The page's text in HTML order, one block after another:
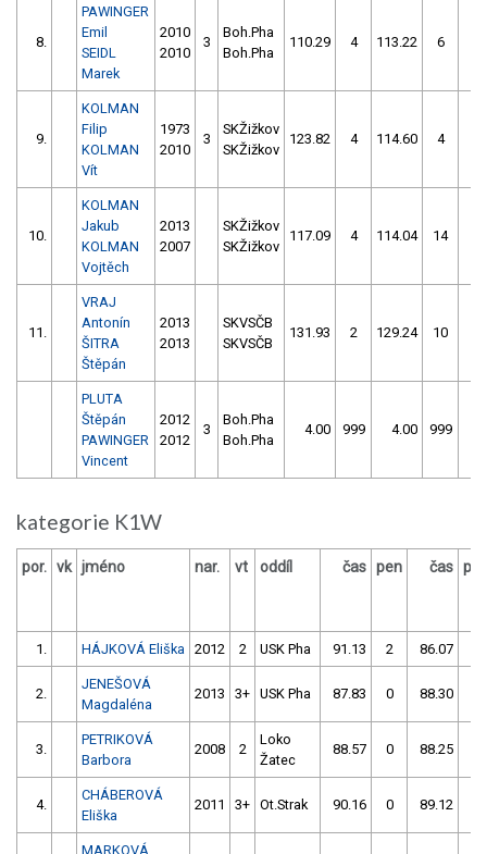
8.
PAWINGER
Emil
SEIDL
Marek
2010
2010
3
Boh.Pha
Boh.Pha
110.29 4 113.22 6
9.
KOLMAN
Filip
KOLMAN
Vít
1973
2010
3
SKŽižkov
SKŽižkov
123.82 4 114.60 4
10.
KOLMAN
Jakub
KOLMAN
Vojtěch
2013
2007
SKŽižkov
SKŽižkov
117.09 4 114.04 14
11.
VRAJ
Antonín
ŠITRA
Štěpán
2013
2013
SKVSČB
SKVSČB
131.93 2 129.24 10
PLUTA
Štěpán
PAWINGER
Vincent
2012
2012
3
Boh.Pha
Boh.Pha
4.00 999 4.00 999
kategorie K1W
por. vk jméno nar. vt oddíl čas pen čas
1. HÁJKOVÁ Eliška 2012 2 USK Pha 91.13 2 86.07
2.
JENEŠOVÁ
Magdaléna
2013 3+ USK Pha 87.83 0 88.30
3.
PETRIKOVÁ
Barbora
2008 2
Loko
Žatec
88.57 0 88.25
4.
CHÁBEROVÁ
Eliška
2011 3+ Ot.Strak 90.16 0 89.12
MARKOVÁ